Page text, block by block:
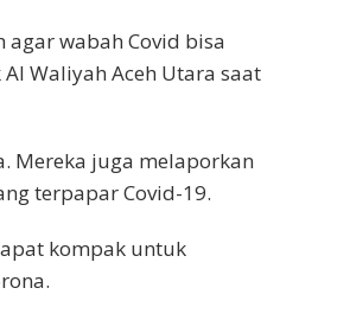
wabah Covid bisa
Waliyah Aceh Utara saat
Mereka juga melaporkan
terpapar Covid-19.
kompak untuk